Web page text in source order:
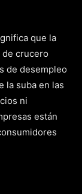
que la
de crucero
de desempleo
la suba en las
ni
están